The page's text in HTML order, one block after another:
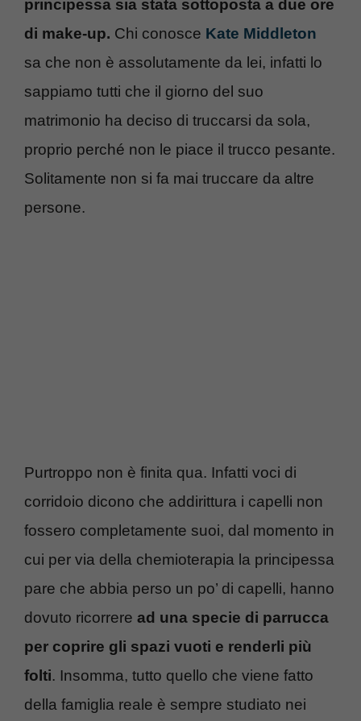
principessa sia stata sottoposta a due ore
di make-up. Chi conosce Kate Middleton
sa che non è assolutamente da lei, infatti lo
sappiamo tutti che il giorno del suo
matrimonio ha deciso di truccarsi da sola,
proprio perché non le piace il trucco pesante.
Solitamente non si fa mai truccare da altre
persone.
Purtroppo non è finita qua. Infatti voci di
corridoio dicono che addirittura i capelli non
fossero completamente suoi, dal momento in
cui per via della chemioterapia la principessa
pare che abbia perso un po’ di capelli, hanno
dovuto ricorrere ad una specie di parrucca
per coprire gli spazi vuoti e renderli più
folti. Insomma, tutto quello che viene fatto
della famiglia reale è sempre studiato nei